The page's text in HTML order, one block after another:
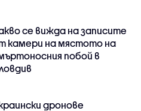
се вижда на записите
камери на мястото на
побой в
дронове